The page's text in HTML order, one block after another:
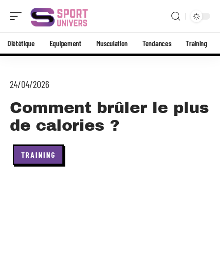
Diététique Equipement Musculation Tendances Training
24/04/2026
Comment brûler le plus
de calories ?
TRAINING